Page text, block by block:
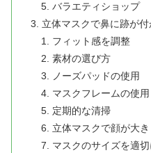
バラエティショップ
立体マスクで鼻に跡が
フィット感を調整
素材の選び方
ノーズパッドの使用
マスクフレームの使用
定期的な清掃
立体マスクで顔が大
マスクのサイズを適